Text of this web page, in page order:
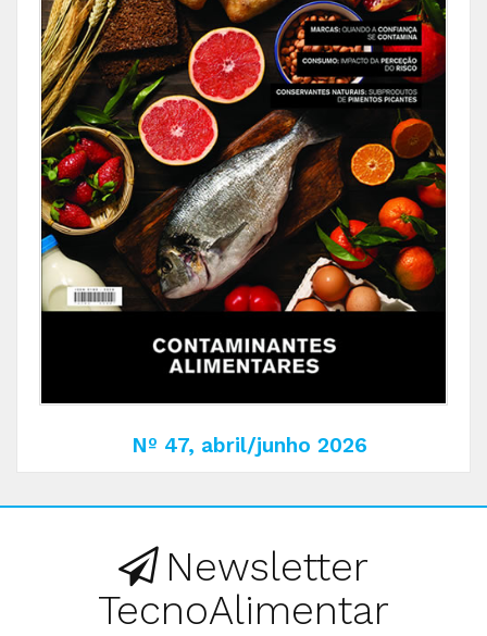
Nº 47, abril/junho 2026
Newsletter
TecnoAlimentar